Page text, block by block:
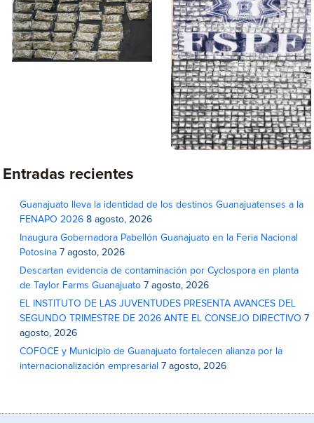
Entradas recientes
Guanajuato lleva la identidad de los destinos Guanajuatenses a la
FENAPO 2026 8 agosto, 2026
Inaugura Gobernadora Pabellón Guanajuato en la Feria Nacional
Potosina 7 agosto, 2026
Descartan evidencia de contaminación por Cyclospora en planta
de Taylor Farms Guanajuato 7 agosto, 2026
EL INSTITUTO DE LAS JUVENTUDES PRESENTA AVANCES DEL
SEGUNDO TRIMESTRE DE 2026 ANTE EL CONSEJO DIRECTIVO 7
agosto, 2026
COFOCE y Municipio de Guanajuato fortalecen alianza por la
internacionalización empresarial 7 agosto, 2026